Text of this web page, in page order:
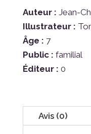
Auteur : Jean-
Illustrateur :
Âge : 7
Public : familial
Éditeur : 0
Avis (0)